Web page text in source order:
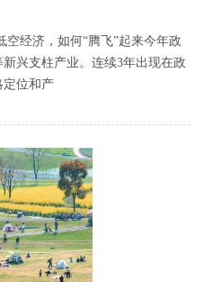
经济，如何“腾飞”起来今年政
兴支柱产业。连续3年出现在政
定位和产